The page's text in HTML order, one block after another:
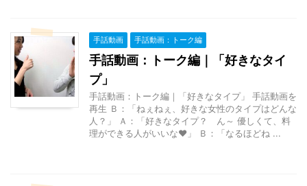
手話動画 手話動画：トーク編
手話動画：トーク編｜「好きなタイ
プ」
手話動画：トーク編｜「好きなタイプ」 手話動画を
再生 Ｂ：「ねぇねぇ、好きな女性のタイプはどんな
人？」 Ａ：「好きなタイプ？ ん～ 優しくて、料
理ができる人がいいな♥」 Ｂ：「なるほどね ...